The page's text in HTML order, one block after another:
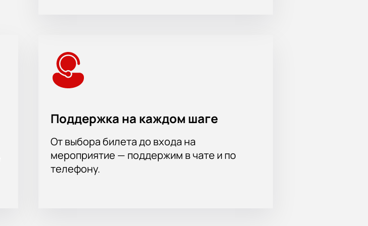
Поддержка на каждом шаге
От выбора билета до входа на
мероприятие — поддержим в чате и по
телефону.